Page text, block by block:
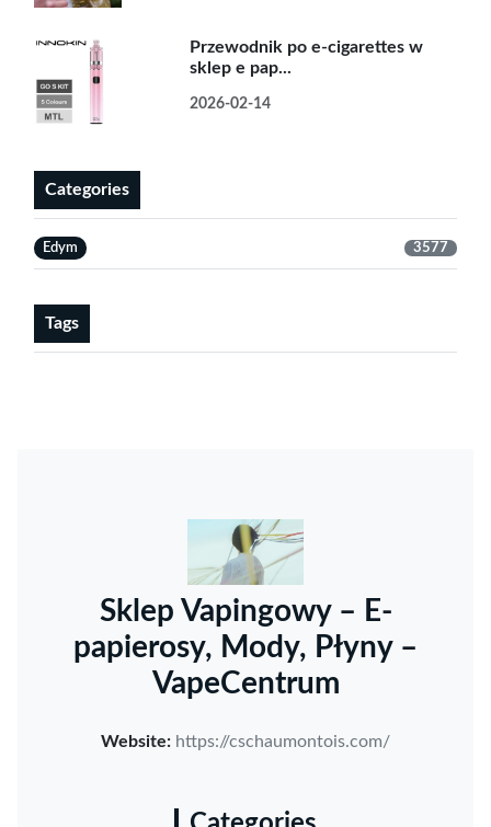
Przewodnik po e-cigarettes w
sklep e pap...
2026-02-14
Categories
Edym 3577
Tags
Sklep Vapingowy – E-
papierosy, Mody, Płyny –
VapeCentrum
Website: https://cschaumontois.com/